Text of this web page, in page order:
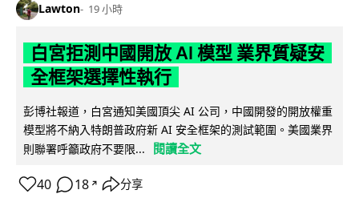
Lawton 19 小時
白宮拒測中國開放 AI 模型 業界質疑安
全框架選擇性執行
彭博社報道，白宮通知美國頂尖 AI 公司，中國開發的開放權重
模型將不納入特朗普政府新 AI 安全框架的測試範圍。美國業界
則聯署呼籲政府不要限...
閱讀全文
40 18 ↗ 分享